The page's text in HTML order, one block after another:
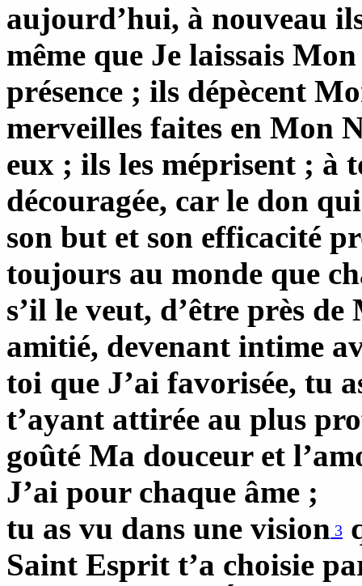
aujourd’hui, à nouveau
même que Je laissais
présence ; ils dépècent
merveilles faites en Mon
eux ; ils les méprisent ; à
découragée, car le don
son but et son efficacité
toujours au monde que
s’il le veut, d’être près
amitié, devenant intime
toi que J’ai favorisée, tu
t’ayant attirée au plus
goûté Ma douceur et
J’ai pour chaque âme ;
tu as vu dans une vision 3
Saint Esprit t’a choisie